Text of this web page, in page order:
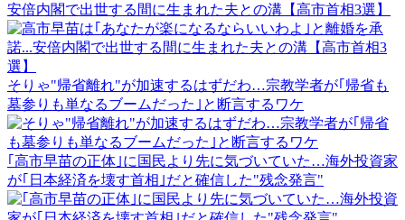
安倍内閣で出世する間に生まれた夫との溝【高市首相3選】
そりゃ"帰省離れ"が加速するはずだわ…宗教学者が｢帰省も
墓参りも単なるブームだった｣と断言するワケ
｢高市早苗の正体｣に国民より先に気づいていた…海外投資家
が｢日本経済を壊す首相｣だと確信した"残念発言"